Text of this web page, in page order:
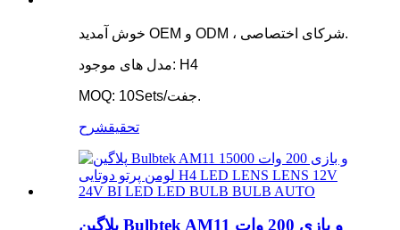
خوش آمدید OEM و ODM ، شرکای اختصاصی.
مدل های موجود: H4
MOQ: 10Sets/جفت.
تحقیقشرح
پلاگین Bulbtek AM11 و بازی 200 وات